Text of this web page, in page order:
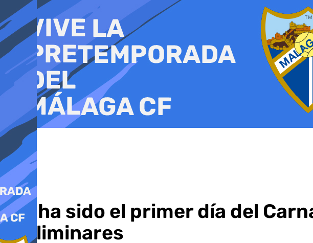
al
contenido
Así ha sido el primer día del
preliminares